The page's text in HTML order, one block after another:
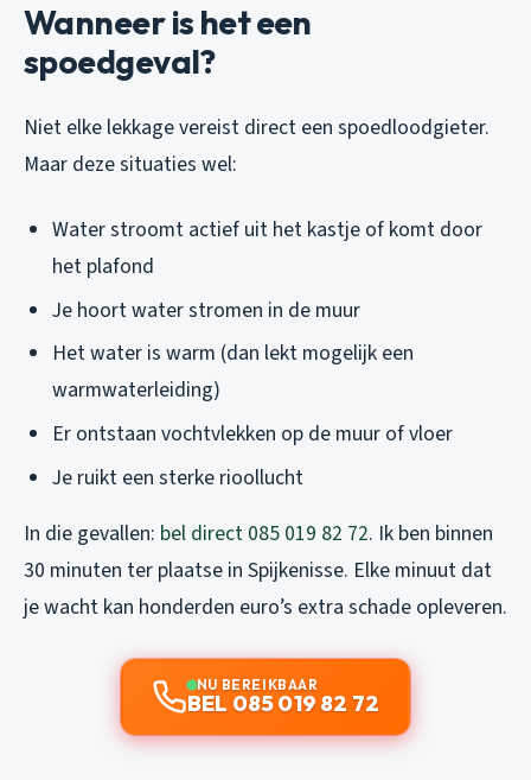
Wanneer is het een
spoedgeval?
Niet elke lekkage vereist direct een spoedloodgieter.
Maar deze situaties wel:
Water stroomt actief uit het kastje of komt door
het plafond
Je hoort water stromen in de muur
Het water is warm (dan lekt mogelijk een
warmwaterleiding)
Er ontstaan vochtvlekken op de muur of vloer
Je ruikt een sterke rioollucht
In die gevallen: bel direct 085 019 82 72. Ik ben binnen
30 minuten ter plaatse in Spijkenisse. Elke minuut dat
je wacht kan honderden euro’s extra schade opleveren.
NU BEREIKBAAR
BEL 085 019 82 72